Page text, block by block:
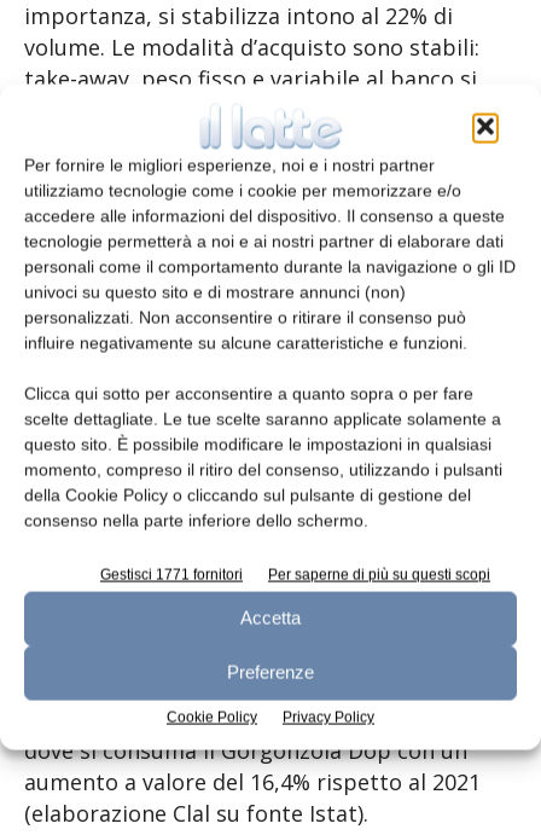
Per fornire le migliori esperienze, noi e i nostri partner
utilizziamo tecnologie come i cookie per memorizzare e/o
accedere alle informazioni del dispositivo. Il consenso a queste
tecnologie permetterà a noi e ai nostri partner di elaborare dati
personali come il comportamento durante la navigazione o gli ID
univoci su questo sito e di mostrare annunci (non)
personalizzati. Non acconsentire o ritirare il consenso può
influire negativamente su alcune caratteristiche e funzioni.
Clicca qui sotto per acconsentire a quanto sopra o per fare
scelte dettagliate. Le tue scelte saranno applicate solamente a
questo sito. È possibile modificare le impostazioni in qualsiasi
momento, compreso il ritiro del consenso, utilizzando i pulsanti
della Cookie Policy o cliccando sul pulsante di gestione del
consenso nella parte inferiore dello schermo.
Gestisci 1771 fornitori Per saperne di più su questi scopi
Accetta
Preferenze
Cookie Policy Privacy Policy
importanza, si stabilizza intono al 22% di
volume. Le modalità d’acquisto sono stabili:
take-away, peso fisso e variabile al banco si
pressoché equamente il mercato.
L’export nel 2022
Nel 2022 l’export di Gorgonzola ha guadagnato
l’1,9%, per un totale di 25.191 t esportate di cui
21.733 tons intra-UE (+2,7%) e le restanti 3.458
extra-UE (-3%). Germania e Francia, con oltre
46,2% delle esportazioni totali di Gorgonzola
Dop. La Francia registra un aumento del 2,31%
mentre la Germania, segna -11,8%.
Menzioni d’onore per: Lussemburgo, 1.316
tonnellate, +199,9% e Ungheria +57,72%.
Fuori dall’UE: Giappone 29,51%, Regno Unito
4,39% e Corea del Sud 5,23%.
Sono complessivamente 86 gli Stati nel mondo
dove si consuma il Gorgonzola Dop con un
aumento a valore del 16,4% rispetto al 2021
(elaborazione Clal su fonte Istat).